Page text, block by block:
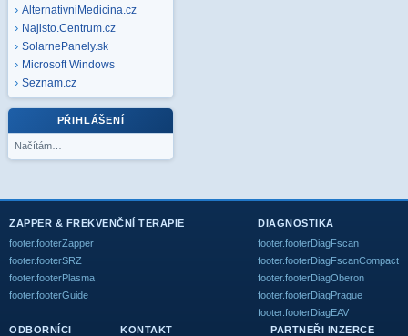
AlternativniMedicina.cz
Najisto.Centrum.cz
SolarnePanely.sk
Microsoft Windows
Seznam.cz
PŘIHLÁŠENÍ
Načítám…
ZAPPER & FREKVENČNÍ TERAPIE
footer.footerZapper
footer.footerSRZ
footer.footerPlasma
footer.footerGuide
DIAGNOSTIKA
footer.footerDiagFscan
footer.footerDiagFscanCompact
footer.footerDiagOberon
footer.footerDiagPrague
footer.footerDiagEAV
ODBORNÍCI
KONTAKT PARTNEŘI INZERCE